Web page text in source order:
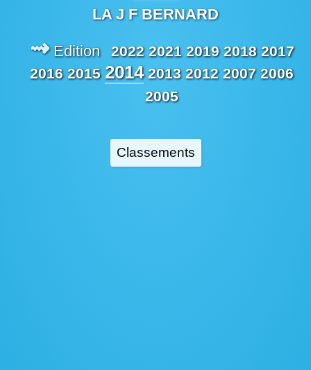
LA J F BERNARD
⇝Edition 2022 2021 2019 2018 2017
2016 2015 2014 2013 2012 2007 2006
2005
Classements